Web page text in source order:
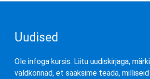
Uudised
Ole infoga kursis. Liitu uudiskirjaga,
valdkonnad, et saaksime teada,